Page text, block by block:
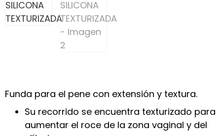
Funda para el pene con extensión y textura.
Su recorrido se encuentra texturizado para
aumentar el roce de la zona vaginal y del